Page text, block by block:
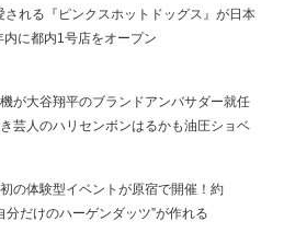
される『ピンクスホットドッグス』が日本
に都内1号店をオープン
機が大谷翔平のブランドアンバサダー就任
芸人のハリセンボンはるかも油圧ショベ
の体験型イベントが原宿で開催！約
分だけのハーゲンダッツ”が作れる